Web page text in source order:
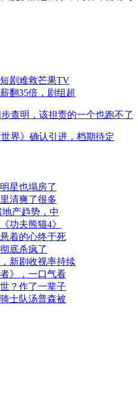
剧难救芒果TV
翻35倍，剧组超
查明，该担责的一个也跑不了
界》确认引进，档期待定
星也塌房了
清爽了很多
产趋势，中
功夫熊猫4》
着的心终于死
底杀疯了
新剧收视率持续
》，一口气看
？作了一辈子
士队汤普森被